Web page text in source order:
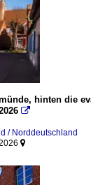
hinten die

/ Norddeutschland
